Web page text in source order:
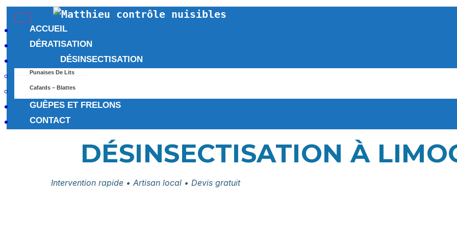
ACCUEIL
DÉRATISATION
DÉSINSECTISATION
Punaises De Lits
Cafards – Blattes
GUÊPES ET FRELONS
CONTACT
DÉSINSECTISATION À
Intervention rapide • Artisan local • Devis gratuit